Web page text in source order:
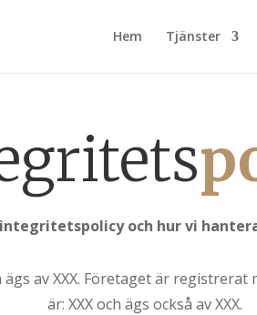
Hem Tjänster
och hur vi
av XXX. Företaget är
är: XXX och ägs också av XXX.